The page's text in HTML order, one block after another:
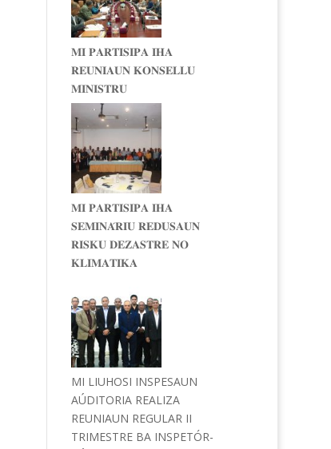
𝐌𝐈 𝐏𝐀𝐑𝐓𝐈𝐒𝐈𝐏𝐀 𝐈𝐇𝐀
𝐑𝐄𝐔𝐍𝐈𝐀𝐔𝐍 𝐊𝐎𝐍𝐒𝐄𝐋𝐋𝐔
𝐌𝐈𝐍𝐈𝐒𝐓𝐑𝐔
𝐌𝐈 𝐏𝐀𝐑𝐓𝐈𝐒𝐈𝐏𝐀 𝐈𝐇𝐀
𝐒𝐄𝐌𝐈𝐍𝐀́𝐑𝐈𝐔 𝐑𝐄𝐃𝐔𝐒𝐀𝐔𝐍
𝐑𝐈𝐒𝐊𝐔 𝐃𝐄𝐙𝐀𝐒𝐓𝐑𝐄 𝐍𝐎
𝐊𝐋𝐈𝐌𝐀𝐓𝐈𝐊𝐀
MI LIUHOSI INSPESAUN
AÚDITORIA REALIZA
REUNIAUN REGULAR II
TRIMESTRE BA INSPETÓR-